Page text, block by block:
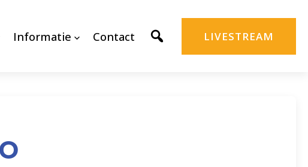
Informatie Contact LIVESTREAM